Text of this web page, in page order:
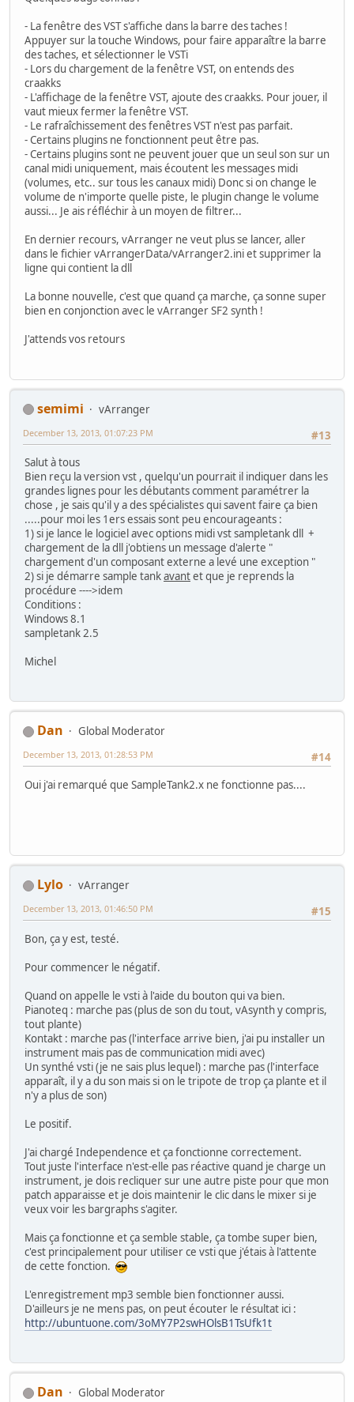
- La fenêtre des VST s'affiche dans la barre des taches !
Appuyer sur la touche Windows, pour faire apparaître la barre
des taches, et sélectionner le VSTi
- Lors du chargement de la fenêtre VST, on entends des
craakks
- L'affichage de la fenêtre VST, ajoute des craakks. Pour jouer, il
vaut mieux fermer la fenêtre VST.
- Le rafraîchissement des fenêtres VST n'est pas parfait.
- Certains plugins ne fonctionnent peut être pas.
- Certains plugins sont ne peuvent jouer que un seul son sur un
canal midi uniquement, mais écoutent les messages midi
(volumes, etc.. sur tous les canaux midi) Donc si on change le
volume de n'importe quelle piste, le plugin change le volume
aussi... Je ais réfléchir à un moyen de filtrer...
En dernier recours, vArranger ne veut plus se lancer, aller
dans le fichier vArrangerData/vArranger2.ini et supprimer la
ligne qui contient la dll
La bonne nouvelle, c'est que quand ça marche, ça sonne super
bien en conjonction avec le vArranger SF2 synth !
J'attends vos retours
semimi
vArranger
#13
December 13, 2013, 01:07:23 PM
Salut à tous
Bien reçu la version vst , quelqu'un pourrait il indiquer dans les
grandes lignes pour les débutants comment paramétrer la
chose , je sais qu'il y a des spécialistes qui savent faire ça bien
.....pour moi les 1ers essais sont peu encourageants :
1) si je lance le logiciel avec options midi vst sampletank dll +
chargement de la dll j'obtiens un message d'alerte "
chargement d'un composant externe a levé une exception "
2) si je démarre sample tankavantet que je reprends la
procédure ---->idem
Conditions :
Windows 8.1
sampletank 2.5
Michel
Dan
Global Moderator
#14
December 13, 2013, 01:28:53 PM
Oui j'ai remarqué que SampleTank2.x ne fonctionne pas....
Lylo
vArranger
#15
December 13, 2013, 01:46:50 PM
Bon, ça y est, testé.
Pour commencer le négatif.
Quand on appelle le vsti à l'aide du bouton qui va bien.
Pianoteq : marche pas (plus de son du tout, vAsynth y compris,
tout plante)
Kontakt : marche pas (l'interface arrive bien, j'ai pu installer un
instrument mais pas de communication midi avec)
Un synthé vsti (je ne sais plus lequel) : marche pas (l'interface
apparaît, il y a du son mais si on le tripote de trop ça plante et il
n'y a plus de son)
Le positif.
J'ai chargé Independence et ça fonctionne correctement.
Tout juste l'interface n'est-elle pas réactive quand je charge un
instrument, je dois recliquer sur une autre piste pour que mon
patch apparaisse et je dois maintenir le clic dans le mixer si je
veux voir les bargraphs s'agiter.
Mais ça fonctionne et ça semble stable, ça tombe super bien,
c'est principalement pour utiliser ce vsti que j'étais à l'attente
de cette fonction.
L'enregistrement mp3 semble bien fonctionner aussi.
D'ailleurs je ne mens pas, on peut écouter le résultat ici :
http://ubuntuone.com/3oMY7P2swHOlsB1TsUfk1t
Dan
Global Moderator